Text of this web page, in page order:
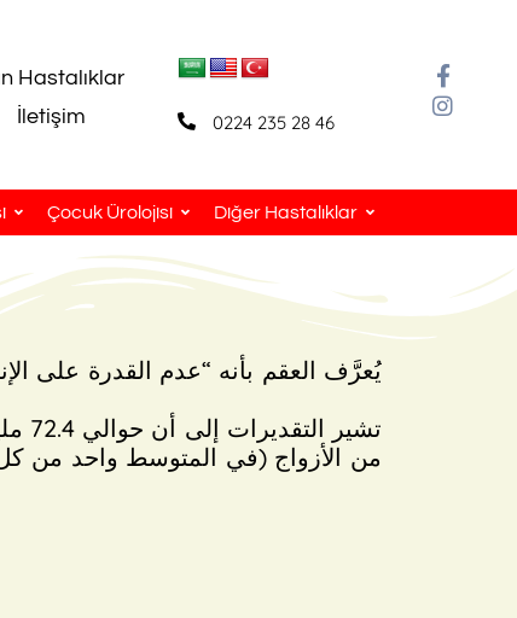
Hastalıklar
İletişim 0224 235 28 46
Çocuk Ürolojisi Diğer Hastalıklar
يُعرَّف العقم بأنه “عدم القدرة على